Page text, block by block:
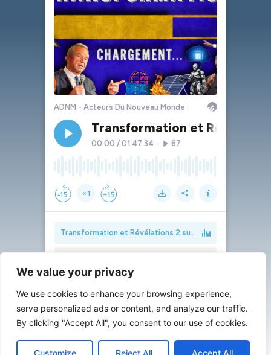
We value your privacy
We use cookies to enhance your browsing experience,
serve personalized ads or content, and analyze our traffic.
By clicking "Accept All", you consent to our use of cookies.
Customize Reject All Accept All